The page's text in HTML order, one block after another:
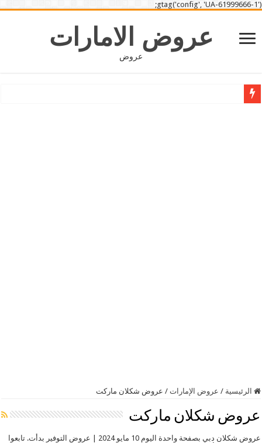
gtag('config', 'UA-61999666-1');
عروض الامارات
عروض
الرئيسية / عروض الإمارات / عروض شكلان ماركت
عروض شكلان ماركت
عروض شكلان دبي بصفحة واحدة اليوم 10 مايو 2024 | عروض التوفير بدأت. تابعوا